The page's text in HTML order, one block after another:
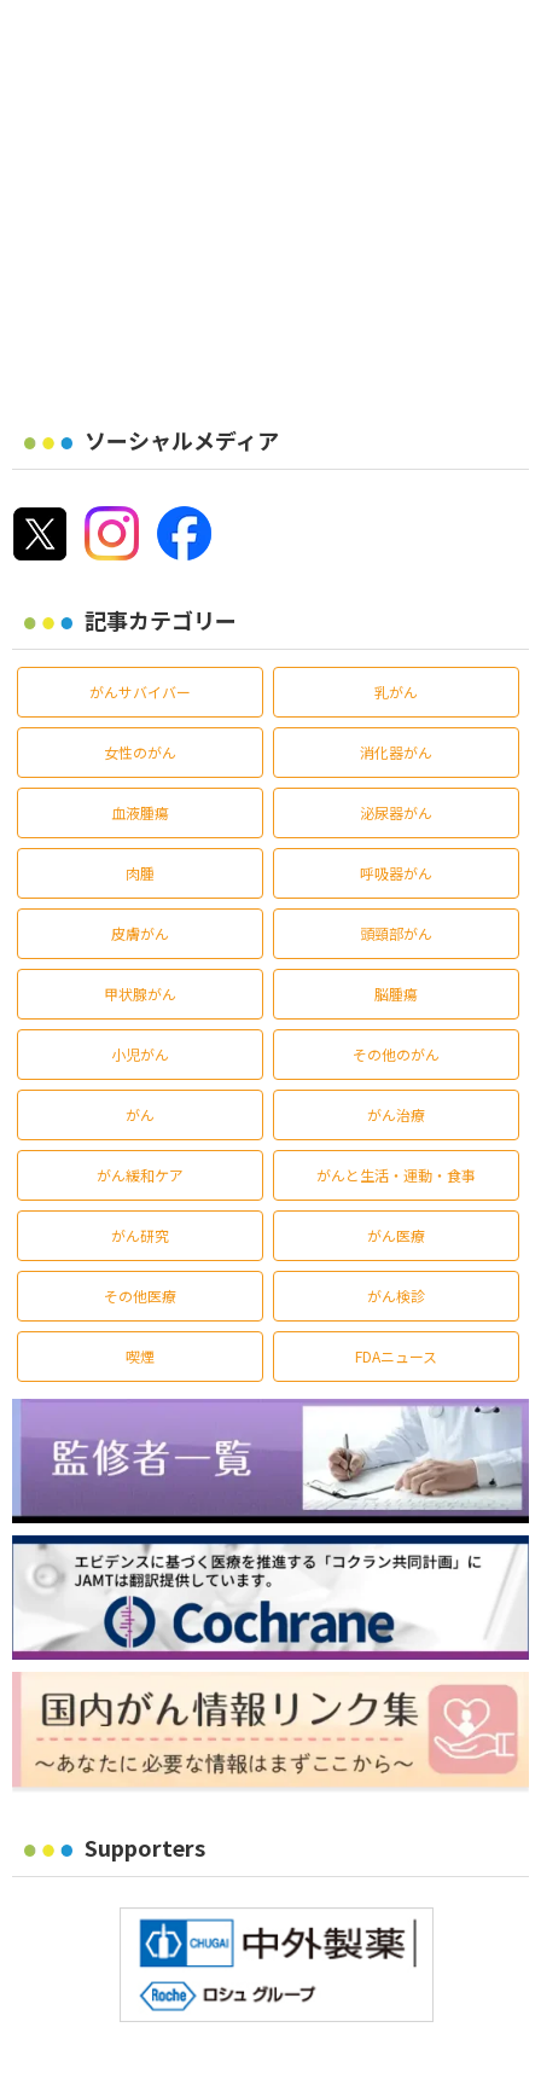
ソーシャルメディア
記事カテゴリー
がんサバイバー 乳がん
女性のがん 消化器がん
血液腫瘍 泌尿器がん
肉腫 呼吸器がん
皮膚がん 頭頸部がん
甲状腺がん 脳腫瘍
小児がん その他のがん
がん がん治療
がん緩和ケア がんと生活・運動・食事
がん研究 がん医療
その他医療 がん検診
喫煙 FDAニュース
Supporters